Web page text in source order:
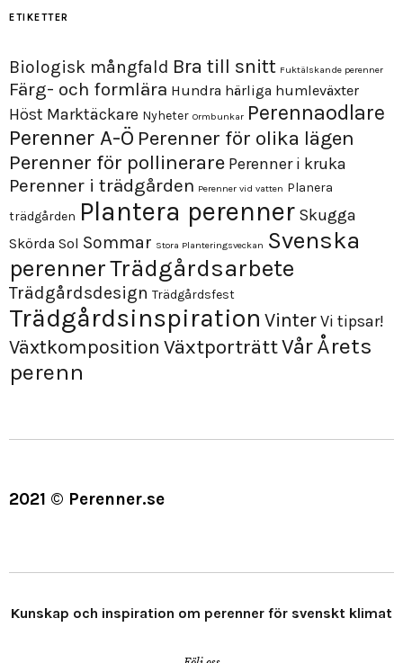
ETIKETTER
Biologisk mångfald Bra till snitt Fuktälskande perenner
Färg- och formlära Hundra härliga humleväxter
Höst Marktäckare Nyheter Ormbunkar Perennaodlare
Perenner A-Ö Perenner för olika lägen
Perenner för pollinerare Perenner i kruka
Perenner i trädgården Perenner vid vatten Planera
trädgården Plantera perenner Skugga
Skörda Sol Sommar Stora Planteringsveckan Svenska
perennerTrädgårdsarbete
Trädgårdsdesign Trädgårdsfest
Trädgårdsinspiration VinterVi tipsar!
Växtkomposition VäxtporträttVårÅrets
perenn
2021 © Perenner.se
Kunskap och inspiration om perenner för svenskt klimat